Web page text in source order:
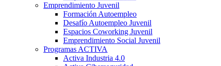
Emprendimiento Juvenil
Formación Autoempleo
Desafío Autoempleo Juvenil
Espacios Coworking Juvenil
Emprendimiento Social Juvenil
Programas ACTIVA
Activa Industria 4.0